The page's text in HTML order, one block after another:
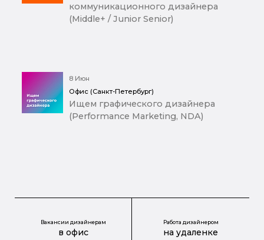
коммуникационного дизайнера
(Middle+ / Junior Senior)
8 Июн
Офис (Санкт-Петербург)
Ищем графического дизайнера
(Performance Marketing, NDA)
Вакансии дизайнерам
в офис
Работа дизайнером
на удаленке